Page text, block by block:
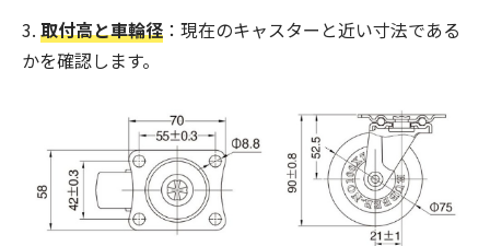
取付高と車輪径 ：現在のキャスターと近い寸法である
かを確認します。